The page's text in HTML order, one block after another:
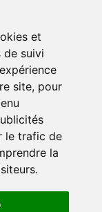
et
de suivi
site, pour
le trafic de
la
et
de suivi
site, pour
le trafic de
la